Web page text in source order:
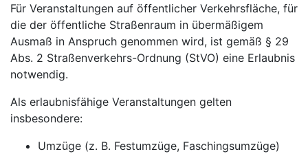
Für Veranstaltungen auf öffentlicher Verkehrsfläche, für
die der öffentliche Straßenraum in übermäßigem
Ausmaß in Anspruch genommen wird, ist gemäß § 29
Abs. 2 Straßenverkehrs-Ordnung (StVO) eine Erlaubnis
notwendig.
Als erlaubnisfähige Veranstaltungen gelten
insbesondere:
Umzüge (z. B. Festumzüge, Faschingsumzüge)